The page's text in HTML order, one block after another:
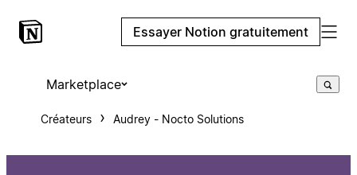
Essayer Notion gratuitement
Marketplace
Créateurs Audrey - Nocto Solutions